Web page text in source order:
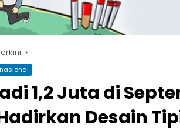
1,2 Juta di
Desain